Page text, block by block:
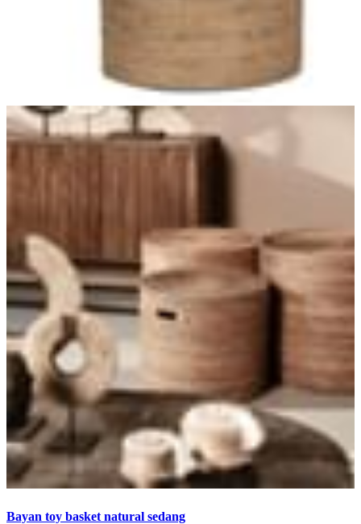
Bayan toy basket natural sedang